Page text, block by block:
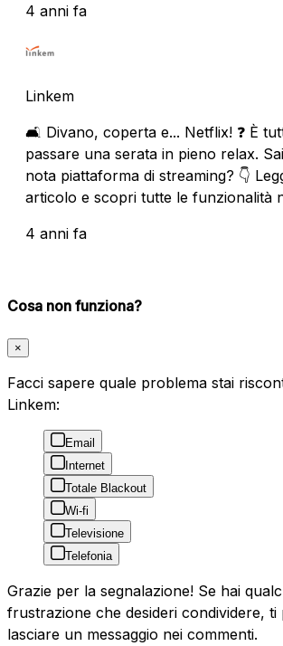
4 anni fa
Linkem
🛋 Divano, coperta e... Netflix! ❓ È
passare una serata in pieno relax.
nota piattaforma di streaming? 👇
articolo e scopri tutte le funzionalità
4 anni fa
Cosa non funziona?
×
Facci sapere quale problema stai
Linkem:
Email
Internet
Totale Blackout
Wi-fi
Televisione
Telefonia
Grazie per la segnalazione! Se hai
frustrazione che desideri condividere, ti
lasciare un messaggio nei commenti.